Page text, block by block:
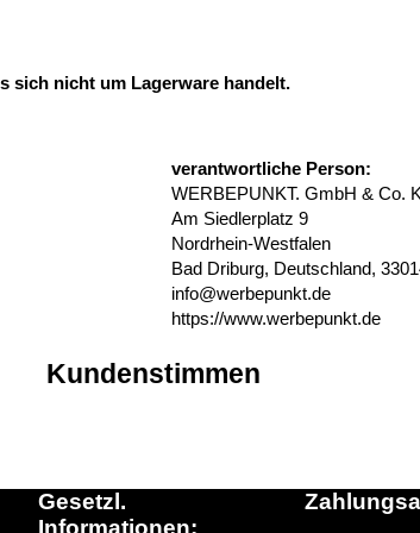
sich nicht um Lagerware handelt.
verantwortliche Person:
WERBEPUNKT. GmbH & Co.
Am Siedlerplatz 9
Nordrhein-Westfalen
Bad Driburg, Deutschland,
info@werbepunkt.de
https://www.werbepunkt.de
Kundenstimmen
Gesetzl.
Informationen: